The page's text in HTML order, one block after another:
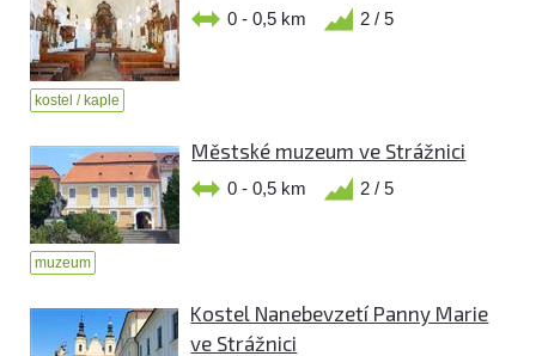
0 - 0,5 km 2 / 5
kostel / kaple
Městské muzeum ve Strážnici
0 - 0,5 km 2 / 5
muzeum
Kostel Nanebevzetí Panny Marie
ve Strážnici